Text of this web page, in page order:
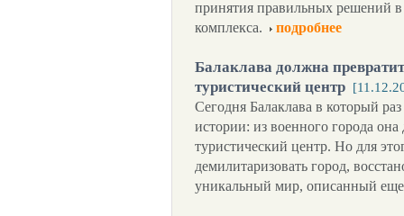
принятия правильных решений в
комплекса.
подробнее
Балаклава должна
туристический центр
Сегодня Балаклава в который
истории: из военного города
туристический центр. Но для
демилитаризовать город,
уникальный мир, описанный